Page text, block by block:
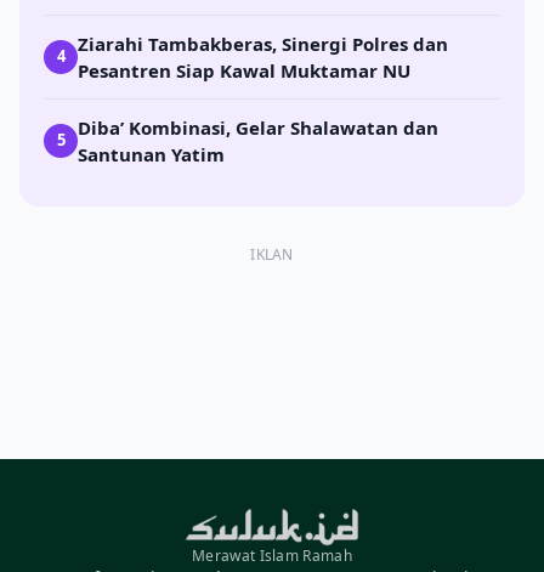
4
Ziarahi Tambakberas, Sinergi Polres dan
Pesantren Siap Kawal Muktamar NU
5
Diba’ Kombinasi, Gelar Shalawatan dan
Santunan Yatim
IKLAN
Merawat Islam Ramah